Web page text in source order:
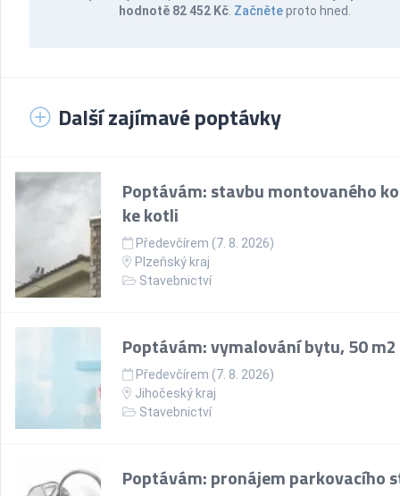
hodnotě 82 452 Kč Začněteproto hned.
Další zajímavé poptávky
Poptávám: stavbu montovaného
ke kotli
Předevčírem (7. 8. 2026)
Plzeňský kraj
Stavebnictví
Poptávám: vymalování bytu, 50 m2
Předevčírem (7. 8. 2026)
Jihočeský kraj
Stavebnictví
Poptávám: pronájem parkovacího